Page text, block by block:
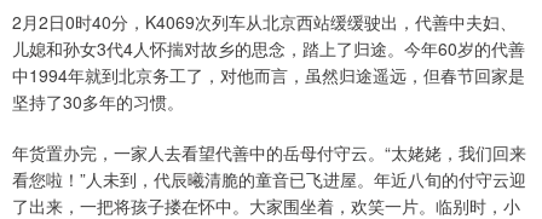
2月2日0时40分，K4069次列车从北京西站缓缓驶出，代善中夫妇、
儿媳和孙女3代4人怀揣对故乡的思念，踏上了归途。今年60岁的代善
中1994年就到北京务工了，对他而言，虽然归途遥远，但春节回家是
坚持了30多年的习惯。
年货置办完，一家人去看望代善中的岳母付守云。“太姥姥，我们回来
看您啦！”人未到，代辰曦清脆的童音已飞进屋。年近八旬的付守云迎
了出来，一把将孩子搂在怀中。大家围坐着，欢笑一片。临别时，小